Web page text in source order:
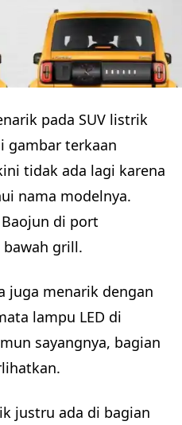
pada SUV listrik
gambar terkaan
tidak ada lagi karena
nama modelnya.
di port
grill.
juga menarik dengan
lampu LED di
sayangnya, bagian
justru ada di bagian